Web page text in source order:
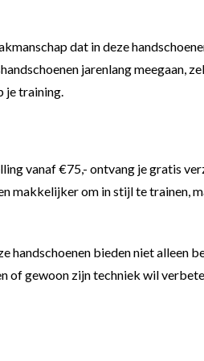
dat in deze
jarenlang meegaan,
je training.
vanaf €75,- ontvang je gratis
makkelijker om in stijl te trainen,
handschoenen bieden niet alleen
of gewoon zijn techniek wil